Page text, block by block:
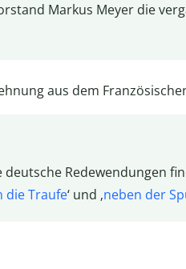
Markus Meyer die
aus dem
Redewendungen
die Traufe‘ und ‚neben der